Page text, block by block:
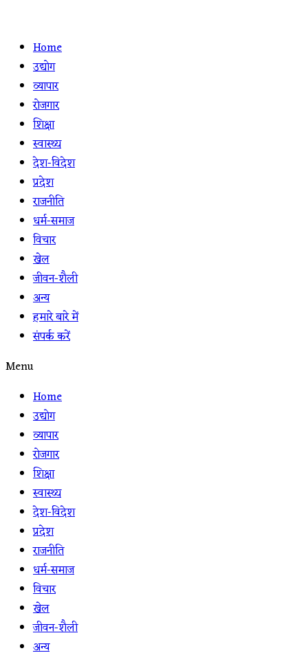
Home
उद्योग
व्यापार
रोजगार
शिक्षा
स्वास्थ्य
देश-विदेश
प्रदेश
राजनीति
धर्म-समाज
विचार
खेल
जीवन-शैली
अन्य
हमारे बारे में
संपर्क करें
Menu
Home
उद्योग
व्यापार
रोजगार
शिक्षा
स्वास्थ्य
देश-विदेश
प्रदेश
राजनीति
धर्म-समाज
विचार
खेल
जीवन-शैली
अन्य